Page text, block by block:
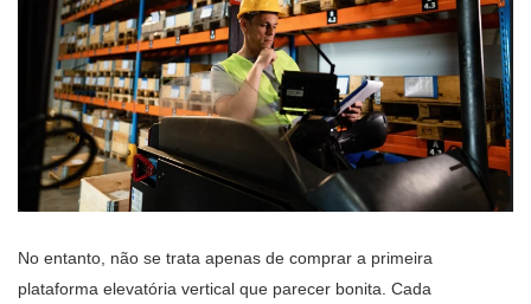
No entanto, não se trata apenas de comprar a primeira
plataforma elevatória vertical que parecer bonita. Cada